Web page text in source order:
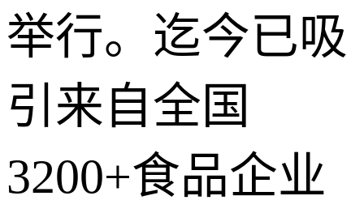
举行。迄今已吸
引来自全国
3200+食品企业